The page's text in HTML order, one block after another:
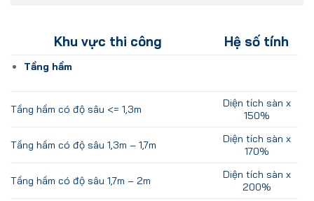
Khu vực thi công Hệ số tính
Tầng hầm
Tầng hầm có độ sâu <= 1,3m
Diện tích sàn x
150%
Tầng hầm có độ sâu 1,3m – 1,7m
Diện tích sàn x
170%
Tầng hầm có độ sâu 1,7m – 2m
Diện tích sàn x
200%